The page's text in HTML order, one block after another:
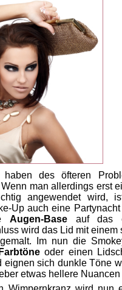
haben des öfteren
man allerdings erst
angewendet wird,
Up auch eine
Augen-Baseauf das
wird das Lid mit einem
Im nun die
oder einen
eignen sich dunkle Töne
etwas hellere